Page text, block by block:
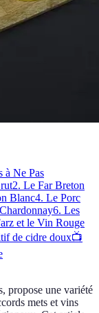
à Ne Pas
2. Le Far Breton
Blanc4. Le Porc
6. Les
et le Vin Rouge
de cidre doux📺
propose une variété
mets et vins